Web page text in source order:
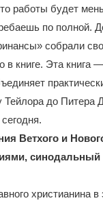
работы будет
по полной.
собрали
в книге. Эта
Тейлора до
Ветхого и
синодальный